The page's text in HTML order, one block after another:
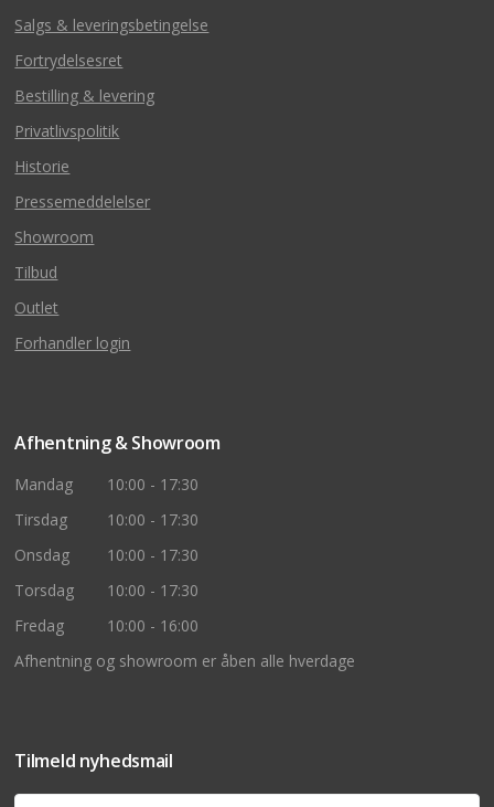
Salgs & leveringsbetingelse
Fortrydelsesret
Bestilling & levering
Privatlivspolitik
Historie
Pressemeddelelser
Showroom
Tilbud
Outlet
Forhandler login
Afhentning & Showroom
Mandag
10:00 - 17:30
Tirsdag
10:00 - 17:30
Onsdag
10:00 - 17:30
Torsdag
10:00 - 17:30
Fredag
10:00 - 16:00
Afhentning og showroom er åben alle hverdage
Tilmeld nyhedsmail